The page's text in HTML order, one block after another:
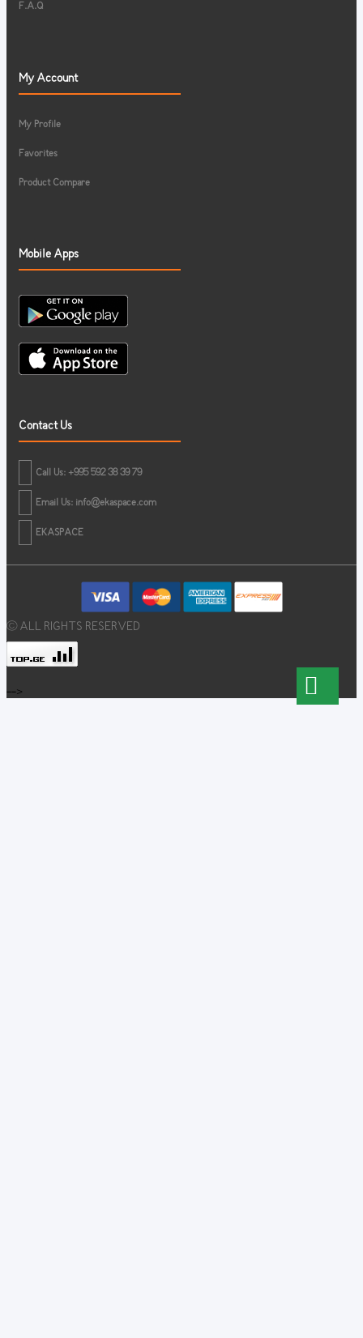
F.A.Q
My Account
My Profile
Favorites
Product Compare
Mobile Apps
Contact Us
Call Us: +995 592 38 39 79
Email Us: info@ekaspace.com
EKASPACE
© ALL RIGHTS RESERVED
-->